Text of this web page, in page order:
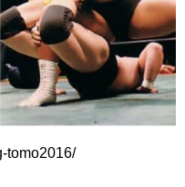
tomo2016/